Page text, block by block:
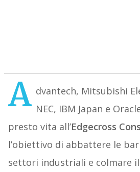
A dvantech, Mitsubishi
NEC, IBM Japan e
presto vita all’Edgecross
l’obiettivo di abbattere le
settori industriali e colmare